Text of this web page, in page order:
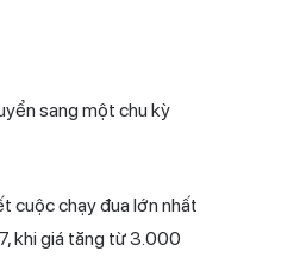
sang một chu kỳ
cuộc chạy đua lớn nhất
khi giá tăng từ 3.000